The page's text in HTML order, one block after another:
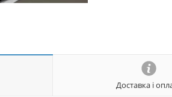
Доставка і